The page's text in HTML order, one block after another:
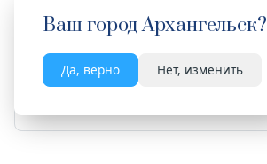
Ваш городАрхангельск?
Да, верно Нет, изменить
Весь сайт